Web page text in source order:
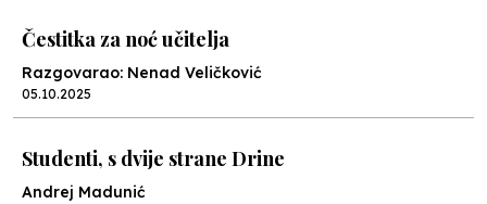
Čestitka za noć učitelja
Razgovarao: Nenad Veličković
05.10.2025
Studenti, s dvije strane Drine
Andrej Madunić